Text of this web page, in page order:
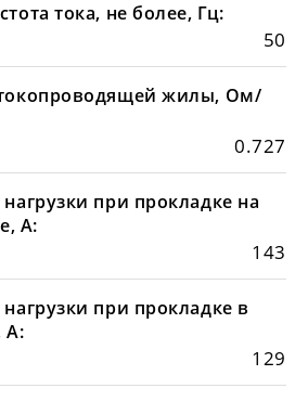
тока, не более, Гц:
50
жилы, Ом/
0.727
при прокладке на
А:
143
при прокладке в
А:
129